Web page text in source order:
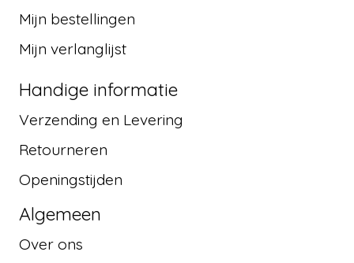
Mijn bestellingen
Mijn verlanglijst
Handige informatie
Verzending en Levering
Retourneren
Openingstijden
Algemeen
Over ons